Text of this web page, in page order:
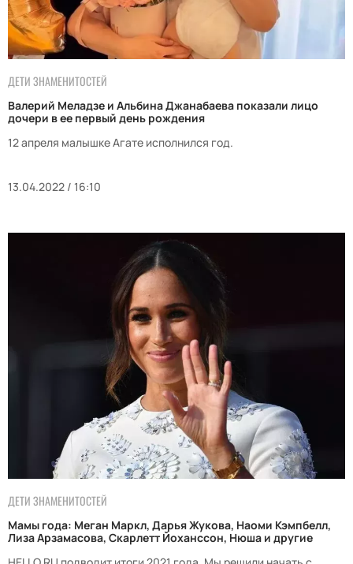
ДЕТИ ЗНАМЕНИТОСТЕЙ
Валерий Меладзе и Альбина Джанабаева показали лицо
дочери в ее первый день рождения
12 апреля малышке Агате исполнился год.
13.04.2022 / 16:10
ДЕТИ ЗНАМЕНИТОСТЕЙ
Мамы года: Меган Маркл, Дарья Жукова, Наоми Кэмпбелл,
Лиза Арзамасова, Скарлетт Йоханссон, Нюша и другие